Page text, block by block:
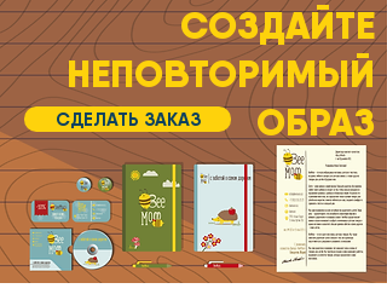
СДЕЛАТЬ ЗАКАЗ
СОЗДАЙТЕ
НЕПОВТОРИМЫЙ
ОБРАЗ